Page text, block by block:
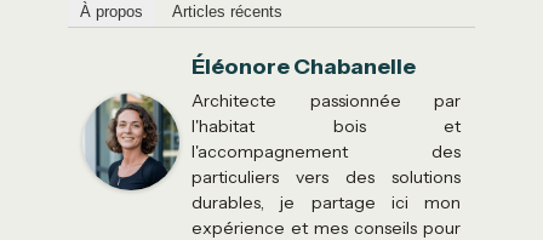
À propos Articles récents
Éléonore Chabanelle
Architecte passionnée par
l'habitat bois et
l'accompagnement des
particuliers vers des solutions
durables, je partage ici mon
expérience et mes conseils pour